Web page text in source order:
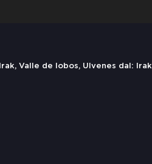
Valle de lobos, Ulvenes dal: Irak